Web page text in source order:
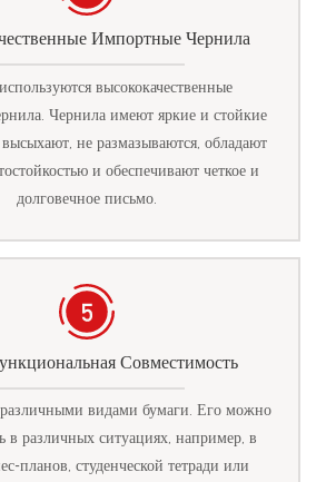
Импортные Чернила
высококачественные
Чернила имеют яркие и стойкие
не размазываются, обладают
и обеспечивают четкое и
долговечное письмо.
Совместимость
видами бумаги. Его можно
в различных ситуациях, например, в
планов, студенческой тетради или